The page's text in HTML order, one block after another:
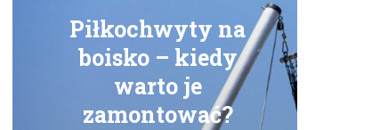
Piłkochwyty na
boisko – kiedy
warto je
zamontować?